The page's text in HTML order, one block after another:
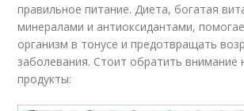
правильное питание. Диета, богатая
минералами и антиоксидантами,
организм в тонусе и предотвращать
заболевания. Стоит обратить внимание
продукты: